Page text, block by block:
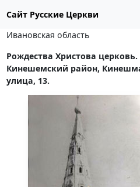
Сайт Русские Церкви
Ивановская область
Рождества Христова церковь.
Кинешемский район,
улица, 13.